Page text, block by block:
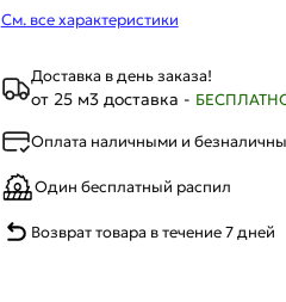
См. все характеристики
Доставка в день заказа!
от 25 м3 доставка -
Оплата наличными и
Один бесплатный распил
Возврат товара в течение 7 дней